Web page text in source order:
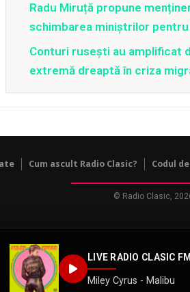
LIVE RADIO CLASIC FM
Miley Cyrus - Malibu
Radu Miruță propune
schimbarea miniștrilor
Conturi rusești au amplificat
extremă dreaptă în criza
Cum ascult Radio Clasic? Codul
© Radio Clasic,